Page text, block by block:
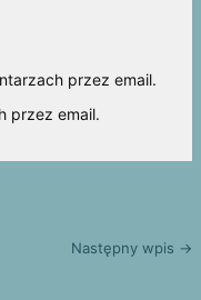
przez email.
przez email.
Następny wpis →